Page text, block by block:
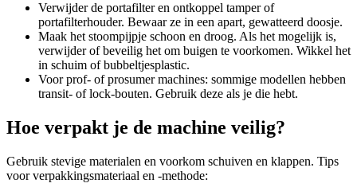
Verwijder de portafilter en ontkoppel tamper of
portafilterhouder. Bewaar ze in een apart, gewatteerd doosje.
Maak het stoompijpje schoon en droog. Als het mogelijk is,
verwijder of beveilig het om buigen te voorkomen. Wikkel het
in schuim of bubbeltjesplastic.
Voor prof- of prosumer machines: sommige modellen hebben
transit- of lock-bouten. Gebruik deze als je die hebt.
Hoe verpakt je de machine veilig?
Gebruik stevige materialen en voorkom schuiven en klappen. Tips
voor verpakkingsmateriaal en -methode: